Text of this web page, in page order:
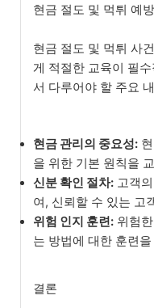
현금 절도 및 먹튀 예
현금 절도 및 먹튀 사
게 적절한 교육이 필
서 다루어야 할 주요
현금 관리의 중요성:
을 위한 기본 원칙을
신분 확인 절차: 고객
여, 신뢰할 수 있는 고
위험 인지 훈련: 위험
는 방법에 대한 훈련
결론